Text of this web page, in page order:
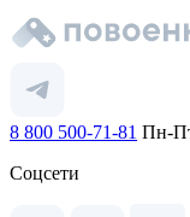
8 800 500-71-81 Пн-
Соцсети